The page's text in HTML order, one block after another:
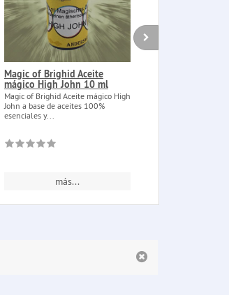
Magic of Brighid Aceite
mágico High John 10 ml
Magic of Brighid Aceite mágico High
John a base de aceites 100%
esenciales y...
más...